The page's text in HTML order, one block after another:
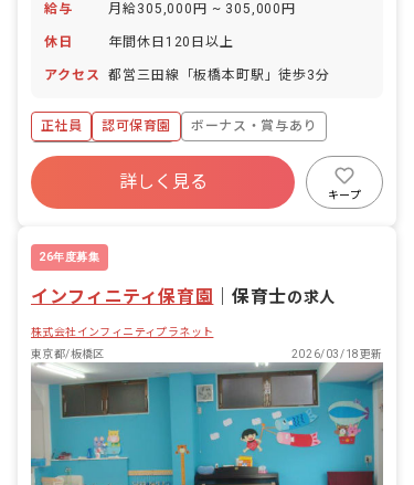
給与 月給305,000円 ~ 305,000円
休日 年間休日120日以上
アクセス 都営三田線「板橋本町駅」徒歩3分
正社員 認可保育園
ボーナス・賞与あり
年間休日120日以上
寮・住宅・家賃補助あり
社会保険完備
昇給昇進あり
詳しく見る
キープ
26年度募集
インフィニティ保育園 ｜保育士の求人
株式会社インフィニティプラネット
東京都/板橋区
2026/03/18更新